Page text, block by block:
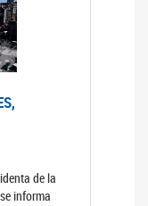
de la
informa